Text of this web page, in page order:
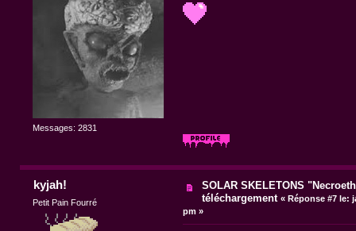
Messages: 2831
kyjah!
Petit Pain Fourré
SOLAR SKELETONS
téléchargement «Réponse #7 le:
pm »